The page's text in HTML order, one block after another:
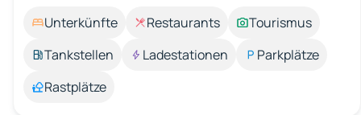
Unterkünfte Restaurants
Tourismus
Tankstellen
Ladestationen
Parkplätze
Rastplätze